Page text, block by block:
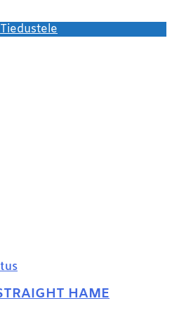
Tiedustele
HAME